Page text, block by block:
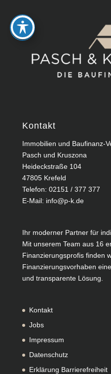
Kontakt
Immobilien und Baufinanz-
Pasch und Kruszona
Heideckstraße 104
47805 Krefeld
Telefon: 02151 / 377 377
E-Mail: info@p-k.de
Ihr moderner Partner für
Mit unserem Team aus 16
Finanzierungsprofis finden
Finanzierungsvorhaben
und transparente Lösung.
Kontakt
Jobs
Impressum
Datenschutz
Erklärung Barrierefreiheit